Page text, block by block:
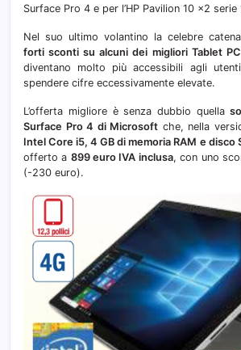
Surface Pro 4 e per l’HP Pavilion 10 x2 serie
Nel suo ultimo volantino la celebre catena
forti sconti su alcuni dei migliori Tablet
diventano molto più accessibili agli
spendere cifre eccessivamente elevate.
L’offerta migliore è senza dubbio quella
Surface Pro 4 di Microsoft che, nella
Intel Core i5, 4 GB di memoria RAM e disco
offerto a 899 euro IVA inclusa, con uno
(-230 euro).